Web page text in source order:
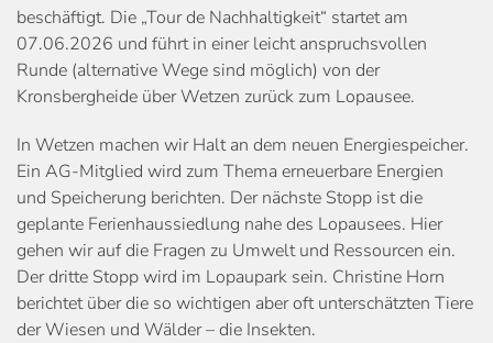
beschäftigt. Die „Tour de Nachhaltigkeit“ startet am
07.06.2026 und führt in einer leicht anspruchsvollen
Runde (alternative Wege sind möglich) von der
Kronsbergheide über Wetzen zurück zum Lopausee.
In Wetzen machen wir Halt an dem neuen Energiespeicher.
Ein AG-Mitglied wird zum Thema erneuerbare Energien
und Speicherung berichten. Der nächste Stopp ist die
geplante Ferienhaussiedlung nahe des Lopausees. Hier
gehen wir auf die Fragen zu Umwelt und Ressourcen ein.
Der dritte Stopp wird im Lopaupark sein. Christine Horn
berichtet über die so wichtigen aber oft unterschätzten Tiere
der Wiesen und Wälder – die Insekten.